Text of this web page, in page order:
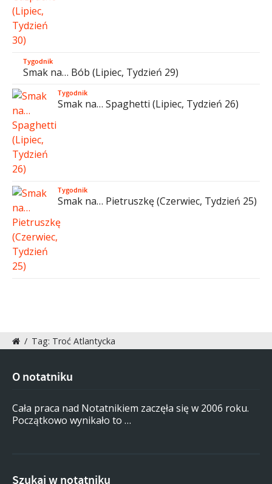
Tygodnik
Smak na… Bób (Lipiec, Tydzień 29)
Tygodnik
Smak na… Spaghetti (Lipiec, Tydzień 26)
Tygodnik
Smak na… Pietruszkę (Czerwiec, Tydzień 25)
/ Tag: Troć Atlantycka
O notatniku
Cała praca nad Notatnikiem zaczęła się w 2006 roku.
Początkowo wynikało to …
Szukaj w notatniku